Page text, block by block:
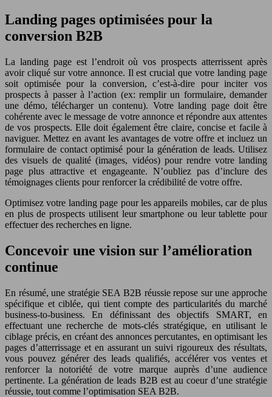
Landing pages optimisées pour la
conversion B2B
La landing page est l’endroit où vos prospects atterrissent après
avoir cliqué sur votre annonce. Il est crucial que votre landing page
soit optimisée pour la conversion, c’est-à-dire pour inciter vos
prospects à passer à l’action (ex: remplir un formulaire, demander
une démo, télécharger un contenu). Votre landing page doit être
cohérente avec le message de votre annonce et répondre aux attentes
de vos prospects. Elle doit également être claire, concise et facile à
naviguer. Mettez en avant les avantages de votre offre et incluez un
formulaire de contact optimisé pour la génération de leads. Utilisez
des visuels de qualité (images, vidéos) pour rendre votre landing
page plus attractive et engageante. N’oubliez pas d’inclure des
témoignages clients pour renforcer la crédibilité de votre offre.
Optimisez votre landing page pour les appareils mobiles, car de plus
en plus de prospects utilisent leur smartphone ou leur tablette pour
effectuer des recherches en ligne.
Concevoir une vision sur l’amélioration
continue
En résumé, une stratégie SEA B2B réussie repose sur une approche
spécifique et ciblée, qui tient compte des particularités du marché
business-to-business. En définissant des objectifs SMART, en
effectuant une recherche de mots-clés stratégique, en utilisant le
ciblage précis, en créant des annonces percutantes, en optimisant les
pages d’atterrissage et en assurant un suivi rigoureux des résultats,
vous pouvez générer des leads qualifiés, accélérer vos ventes et
renforcer la notoriété de votre marque auprès d’une audience
pertinente. La génération de leads B2B est au coeur d’une stratégie
réussie, tout comme l’optimisation SEA B2B.